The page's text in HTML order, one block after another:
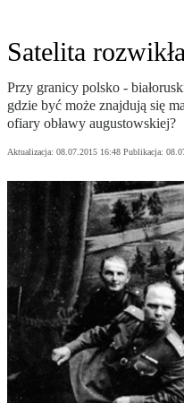
Satelita
Przy granicy polsko -
gdzie być może znajdują się
ofiary obławy augustowskiej?
Aktualizacja: 08.07.2015 16:48 Publikacja: